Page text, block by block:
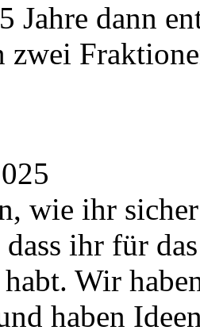
Jahre dann
zwei
wie ihr
ihr für
Wir
haben